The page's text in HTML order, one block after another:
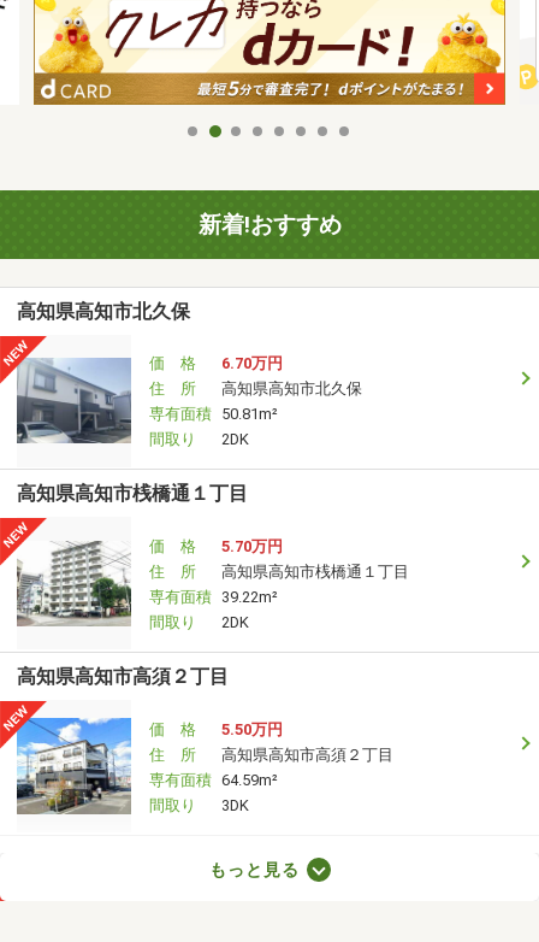
新着!おすすめ
高知県高知市北久保
価 格
6.70万円
住 所
高知県高知市北久保
専有面積 50.81m²
間取り
2DK
高知県高知市桟橋通１丁目
価 格
5.70万円
住 所
高知県高知市桟橋通１丁目
専有面積 39.22m²
間取り
2DK
高知県高知市高須２丁目
価 格
5.50万円
住 所
高知県高知市高須２丁目
専有面積 64.59m²
間取り
3DK
高知県高知市高須２丁目もっと見る